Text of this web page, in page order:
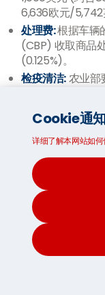
6,636欧元/5,742
处理费:根据车辆
(CBP) 收取商品
(0.125%)。
检疫清洁:农业部
美元 (约合431欧
海关报关:专业报
元/224英镑) 到
用，用于处理合
州注册费:
费用
600美元 (约合
托运一只
Cookie通知
详细了解本网站如